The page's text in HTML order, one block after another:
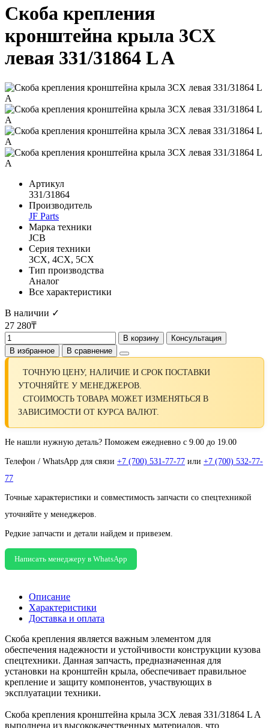
Скоба крепления
кронштейна крыла 3СХ
левая 331/31864 L A
Артикул
331/31864
Производитель
JF Parts
Марка техники
JCB
Серия техники
3CX, 4CX, 5CX
Тип производства
Аналог
Все характеристики
В наличии ✓
27 280₸
В корзину
Консультация
В избранное
В сравнение
ТОЧНУЮ ЦЕНУ, НАЛИЧИЕ И СРОК ПОСТАВКИ
УТОЧНЯЙТЕ У МЕНЕДЖЕРОВ.
СТОИМОСТЬ ТОВАРА МОЖЕТ ИЗМЕНЯТЬСЯ В
ЗАВИСИМОСТИ ОТ КУРСА ВАЛЮТ.
Не нашли нужную деталь? Поможем ежедневно с 9.00 до 19.00
Телефон / WhatsApp для связи +7 (700) 531-77-77 или +7 (700) 532-77-
77
Точные характеристики и совместимость запчасти со спецтехникой
уточняйте у менеджеров.
Редкие запчасти и детали найдем и привезем.
Написать менеджеру в WhatsApp
Описание
Характеристики
Доставка и оплата
Скоба крепления является важным элементом для
обеспечения надежности и устойчивости конструкции кузова
спецтехники. Данная запчасть, предназначенная для
установки на кронштейн крыла, обеспечивает правильное
крепление и защиту компонентов, участвующих в
эксплуатации техники.
Скоба крепления кронштейна крыла 3СХ левая 331/31864 L A
выполнена из высококачественных материалов, что